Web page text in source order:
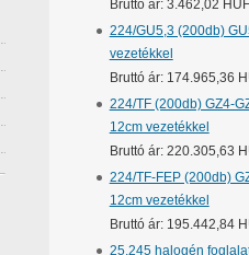
Bruttó ár: 3.462,02 HUF
224/GU5,3 (200db)
vezetékkel
Bruttó ár: 174.965,36
224/TF (200db) GZ4-
12cm vezetékkel
Bruttó ár: 220.305,63
224/TF-FEP (200db)
12cm vezetékkel
Bruttó ár: 195.442,84
25.245 halogén